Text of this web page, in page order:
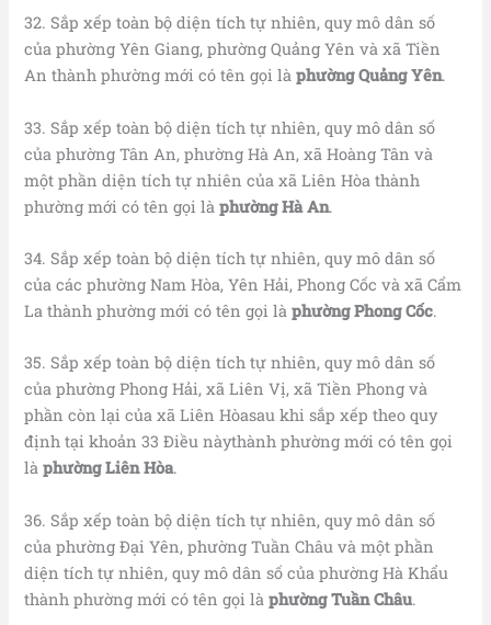
32. Sắp xếp toàn bộ diện tích tự nhiên, quy mô dân số
của phường Yên Giang, phường Quảng Yên và xã Tiền
An thành phường mới có tên gọi làphường Quảng Yên.
33. Sắp xếp toàn bộ diện tích tự nhiên, quy mô dân số
của phường Tân An, phường Hà An, xã Hoàng Tân và
một phần diện tích tự nhiên của xã Liên Hòa thành
phường mới có tên gọi làphường Hà An.
34. Sắp xếp toàn bộ diện tích tự nhiên, quy mô dân số
của các phường Nam Hòa, Yên Hải, Phong Cốc và xã Cẩm
La thành phường mới có tên gọi làphường Phong Cốc.
35. Sắp xếp toàn bộ diện tích tự nhiên, quy mô dân số
của phường Phong Hải, xã Liên Vị, xã Tiền Phong và
phần còn lại của xã Liên Hòasau khi sắp xếp theo quy
định tại khoản 33 Điều nàythành phường mới có tên gọi
làphường Liên Hòa.
36. Sắp xếp toàn bộ diện tích tự nhiên, quy mô dân số
của phường Đại Yên, phường Tuần Châu và một phần
diện tích tự nhiên, quy mô dân số của phường Hà Khẩu
thành phường mới có tên gọi làphường Tuần Châu.